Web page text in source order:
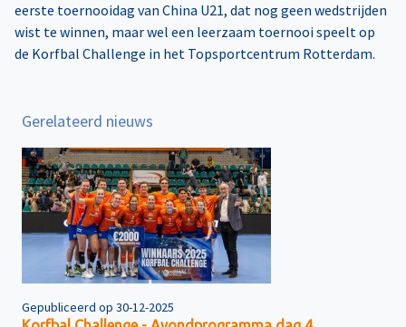
eerste toernooidag van China U21, dat nog geen wedstrijden
wist te winnen, maar wel een leerzaam toernooi speelt op
de Korfbal Challenge in het Topsportcentrum Rotterdam.
Gerelateerd nieuws
Gepubliceerd op 30-12-2025